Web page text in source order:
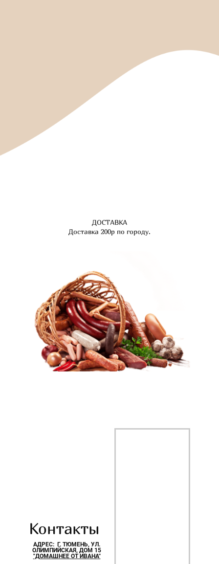
ДОСТАВКА
Доставка 200р по городу.
Контакты
АДРЕС: Г. ТЮМЕНЬ, УЛ.
ОЛИМПИЙСКАЯ, ДОМ 15
"ДОМАШНЕЕ ОТ ИВАНА"